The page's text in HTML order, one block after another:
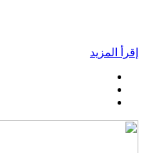
إقرأ المزيد